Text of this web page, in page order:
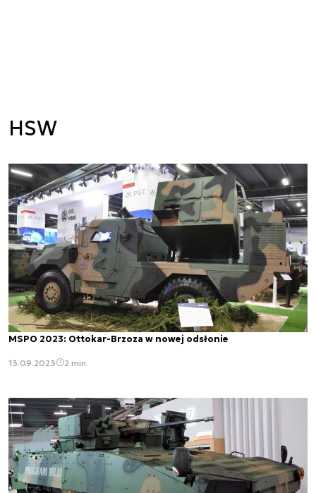
HSW
MSPO 2023: Ottokar-Brzoza w nowej odsłonie
13.09.2023 2 min.